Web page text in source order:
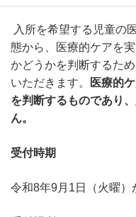
入所を希望する児童の
態から、医療的ケアを
かどうかを判断するた
いただきます。
医療的
を判断するものであり
ん。
受付時期
令和8年9月1日（火曜）